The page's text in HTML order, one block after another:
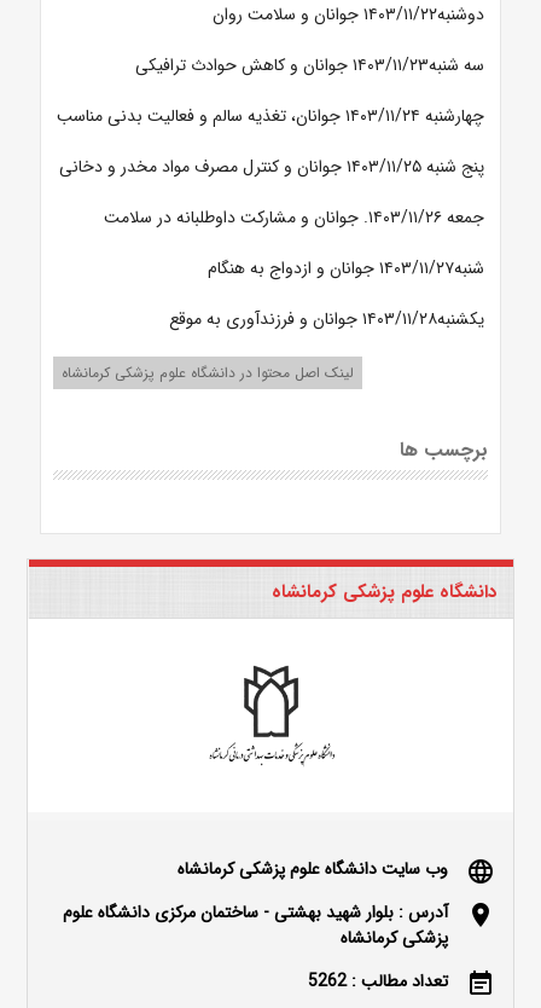
دوشنبه۱۴۰۳/۱۱/۲۲
جوانان و سلامت روان
سه شنبه۱۴۰۳/۱۱/۲۳
جوانان و کاهش حوادث ترافیکی
چهارشنبه ۱۴۰۳/۱۱/۲۴
جوانان، تغذیه سالم و فعالیت بدنی مناسب
پنج شنبه ۱۴۰۳/۱۱/۲۵
جوانان و کنترل مصرف مواد مخدر و دخانی
جمعه ۱۴۰۳/۱۱/۲۶.
جوانان و مشارکت داوطلبانه در سلامت
شنبه۱۴۰۳/۱۱/۲۷
جوانان و ازدواج به هنگام
یکشنبه۱۴۰۳/۱۱/۲۸
جوانان و فرزندآوری به موقع
لینک اصل محتوا در دانشگاه علوم پزشکی کرمانشاه
برچسب ها
دانشگاه علوم پزشکی کرمانشاه
language وب سایت دانشگاه علوم پزشکی کرمانشاه
location_on
آدرس : بلوار شهید بهشتی - ساختمان مرکزی دانشگاه علوم
پزشکی کرمانشاه
event_note تعداد مطالب : 5262